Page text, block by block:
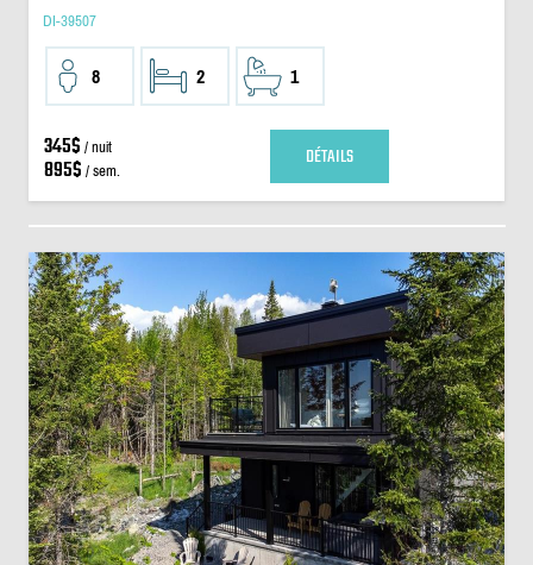
DI-39507
8 2 1
345$ / nuit
895$ / sem. DÉTAILS